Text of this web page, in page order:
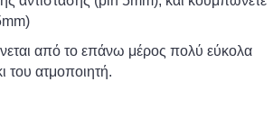
από το επάνω μέρος πολύ εύκολα
του ατμοποιητή.